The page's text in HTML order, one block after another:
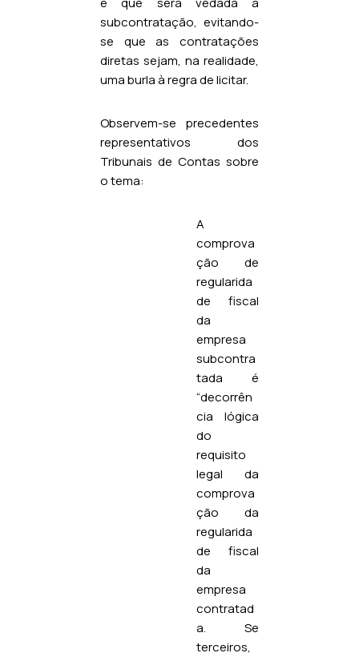
subcontratação, evitando-
se que as contratações
diretas sejam, na realidade,
uma burla à regra de licitar.
Observem-se precedentes
representativos dos
Tribunais de Contas sobre
o tema:
A
comprova
ção de
regularida
de fiscal
da
empresa
subcontra
tada é
“decorrên
cia lógica
do
requisito
legal da
comprova
ção da
regularida
de fiscal
da
empresa
contratad
a. Se
terceiros,